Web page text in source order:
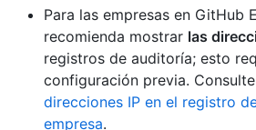
Para las empresas en GitHub
recomienda mostrar las
registros de auditoría; esto
configuración previa. Consulte
direcciones IP en el registro
empresa.